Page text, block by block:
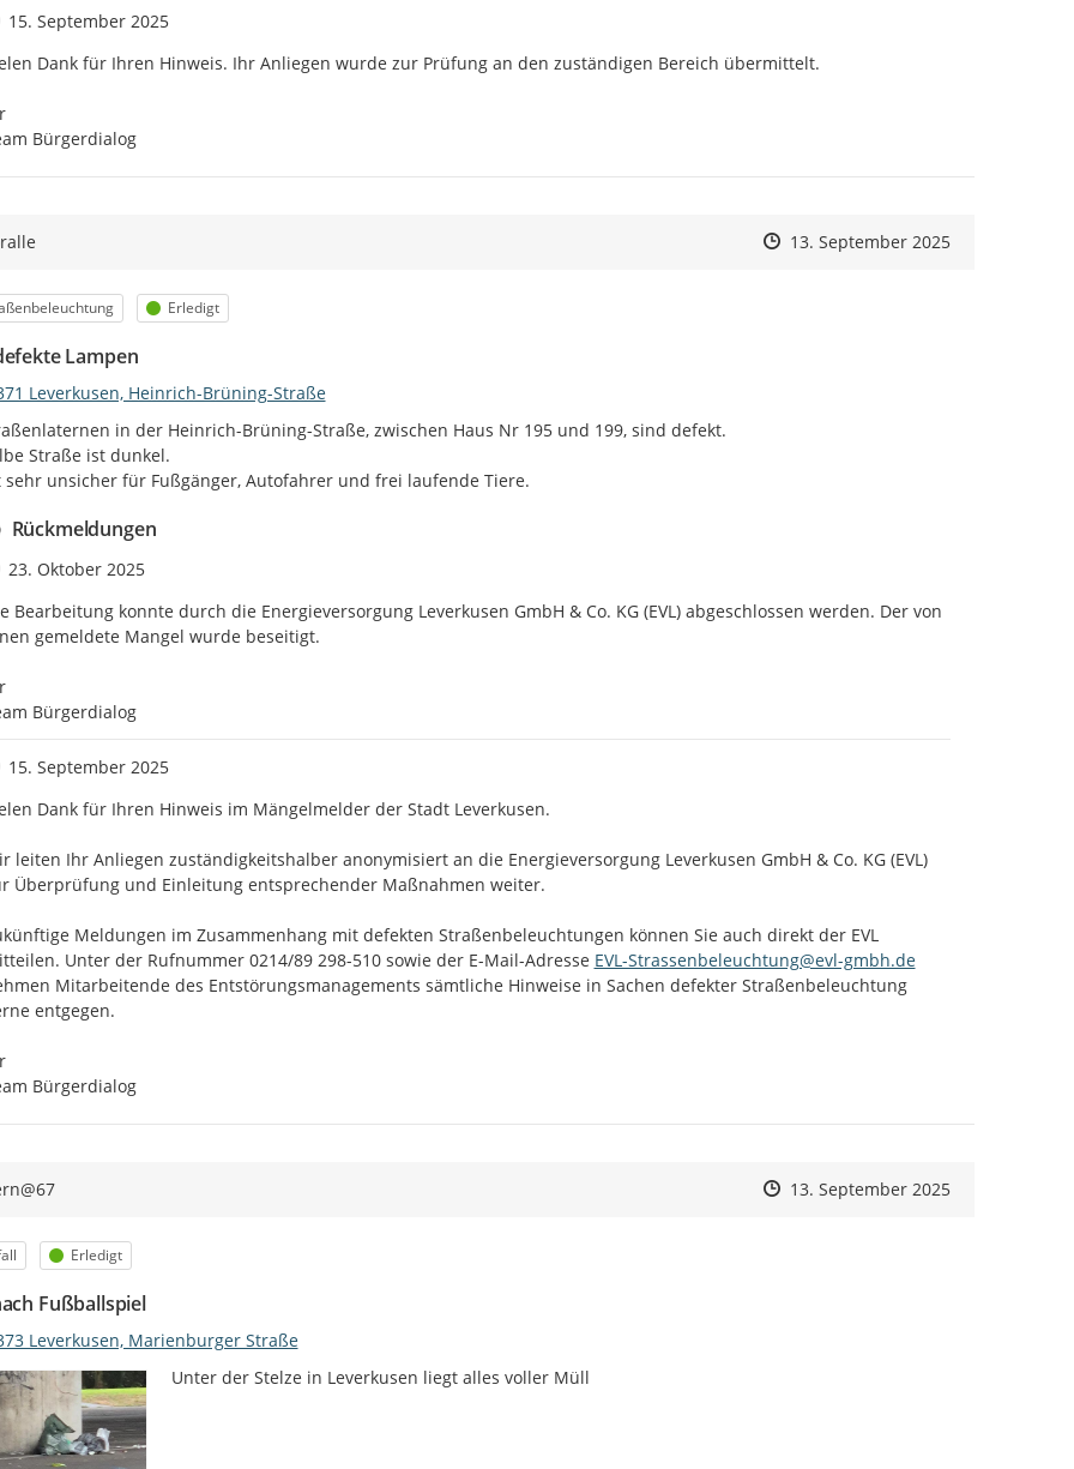
Zeitpunkt des Erstellens
15. September 2025
Dank für Ihren Hinweis. Ihr Anliegen wurde zur Prüfung an den zuständigen Bereich übermittelt.
Bürgerdialog
Zeitpunkt des Erstellens
Zeitpunkt des Erstellens
13. September 2025Zur Äußerung
Status
Erledigt
Lampen
Leverkusen, Heinrich-Brüning-Straße
in der Heinrich-Brüning-Straße, zwischen Haus Nr 195 und 199, sind defekt.
Straße ist dunkel.
sehr unsicher für Fußgänger, Autofahrer und frei laufende Tiere.
Rückmeldungen
Zeitpunkt des Erstellens
23. Oktober 2025
Bearbeitung konnte durch die Energieversorgung Leverkusen GmbH & Co. KG (EVL) abgeschlossen werden. Der von
gemeldete Mangel wurde beseitigt.
Bürgerdialog
Zeitpunkt des Erstellens
15. September 2025
Dank für Ihren Hinweis im Mängelmelder der Stadt Leverkusen.
leiten Ihr Anliegen zuständigkeitshalber anonymisiert an die Energieversorgung Leverkusen GmbH & Co. KG (EVL)
Überprüfung und Einleitung entsprechender Maßnahmen weiter.
Meldungen im Zusammenhang mit defekten Straßenbeleuchtungen können Sie auch direkt der EVL
Unter der Rufnummer 0214/89 298-510 sowie der E-Mail-Adresse EVL-Strassenbeleuchtung@evl-gmbh.de
Mitarbeitende des Entstörungsmanagements sämtliche Hinweise in Sachen defekter Straßenbeleuchtung
entgegen.
Bürgerdialog
Zeitpunkt des Erstellens
Zeitpunkt des Erstellens
13. September 2025Zur Äußerung
Status
Erledigt
Fußballspiel
Leverkusen, Marienburger Straße
Unter der Stelze in Leverkusen liegt alles voller Müll